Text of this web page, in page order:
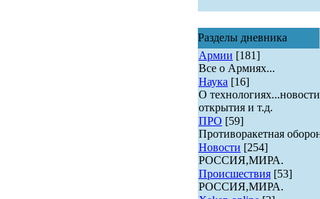
Разделы дневника
Армии [181]
Все о Армиях...
Наука [16]
О
открытия и т.д.
ПРО [59]
Противоракетная
Новости [254]
РОССИЯ,МИРА.
Происшествия [53]
РОССИЯ,МИРА.